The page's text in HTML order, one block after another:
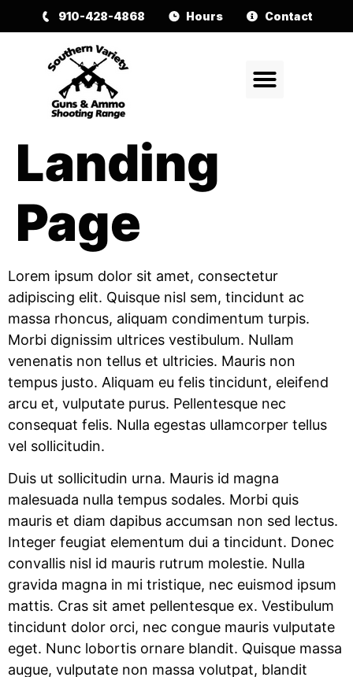
910-428-4868 Hours Contact
Landing
Page
Lorem ipsum dolor sit amet, consectetur
adipiscing elit. Quisque nisl sem, tincidunt ac
massa rhoncus, aliquam condimentum turpis.
Morbi dignissim ultrices vestibulum. Nullam
venenatis non tellus et ultricies. Mauris non
tempus justo. Aliquam eu felis tincidunt, eleifend
arcu et, vulputate purus. Pellentesque nec
consequat felis. Nulla egestas ullamcorper tellus
vel sollicitudin.
Duis ut sollicitudin urna. Mauris id magna
malesuada nulla tempus sodales. Morbi quis
mauris et diam dapibus accumsan non sed lectus.
Integer feugiat elementum dui a tincidunt. Donec
convallis nisl id mauris rutrum molestie. Nulla
gravida magna in mi tristique, nec euismod ipsum
mattis. Cras sit amet pellentesque ex. Vestibulum
tincidunt dolor orci, nec congue mauris vulputate
eget. Nunc lobortis ornare blandit. Quisque massa
augue, vulputate non massa volutpat, blandit